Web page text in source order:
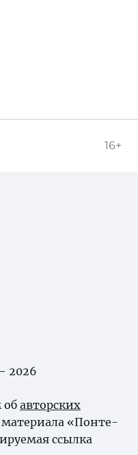
16+
2026
об авторских
«Понте-
ссылка